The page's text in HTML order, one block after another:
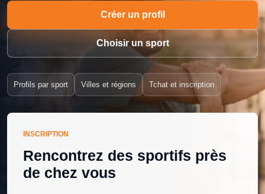
Créer un profil
Choisir un sport
Profils par sport Villes et régions Tchat et inscription
INSCRIPTION
Rencontrez des sportifs près
de chez vous